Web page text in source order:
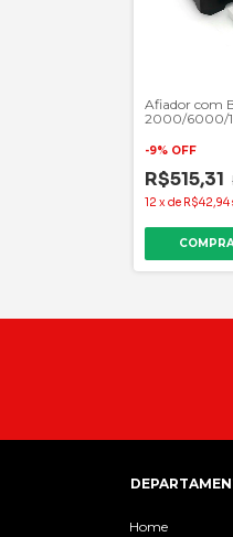
Afiador com
2000/6000/
-9% OFF
R$515,31
12 xde R$42,94
Home